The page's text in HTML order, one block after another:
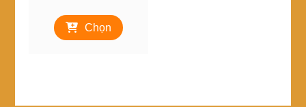
Chọn
phẩm